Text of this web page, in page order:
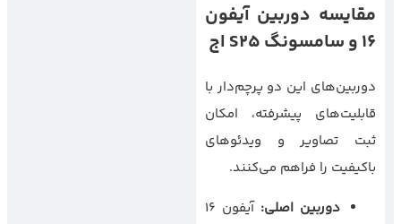
مقایسه دوربین آیفون
۱۶و سامسونگ اج
دوربین‌های این دو پرچم‌دار با
قابلیت‌های پیشرفته، امکان
ثبت تصاویر و ویدئوهای
باکیفیت را فراهم می‌کنند.
دوربین اصلی:
آیفون ۱۶